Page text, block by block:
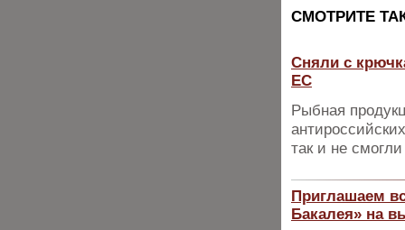
CМОТРИТЕ
Сняли с
ЕС
Рыбная
так и не
Приглашаем
Бакалея» на